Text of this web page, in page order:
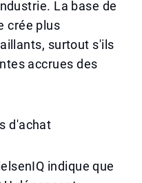
La base de
crée plus
surtout s'ils
accrues des
d'achat
indique que